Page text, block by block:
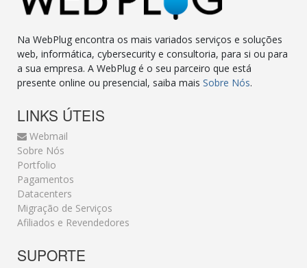
Na WebPlug encontra os mais variados serviços e soluções
web, informática, cybersecurity e consultoria, para si ou para
a sua empresa. A WebPlug é o seu parceiro que está
presente online ou presencial, saiba mais Sobre Nós.
LINKS ÚTEIS
Webmail
Sobre Nós
Portfolio
Pagamentos
Datacenters
Migração de Serviços
Afiliados e Revendedores
SUPORTE